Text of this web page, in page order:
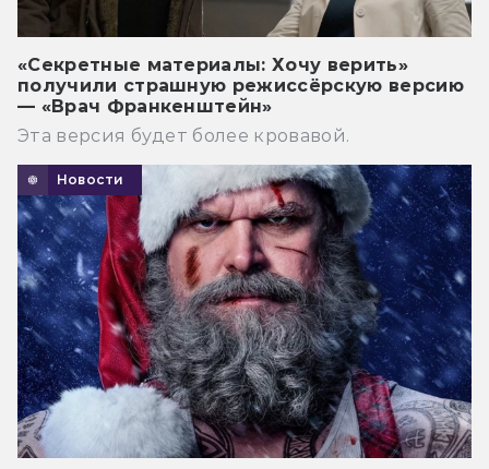
«Секретные материалы: Хочу верить»
получили страшную режиссёрскую версию
— «Врач Франкенштейн»
Эта версия будет более кровавой.
Новости